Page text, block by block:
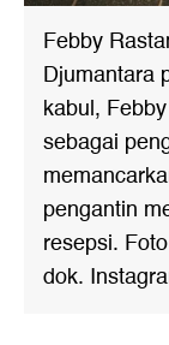
Febby
Djumantara
kabul,
sebagai
pengantin
resepsi.
dok.